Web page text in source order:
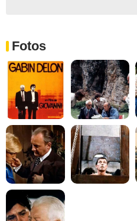
Fotos